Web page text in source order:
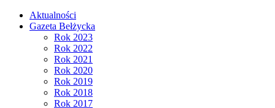
Aktualności
Gazeta Bełżycka
Rok 2023
Rok 2022
Rok 2021
Rok 2020
Rok 2019
Rok 2018
Rok 2017